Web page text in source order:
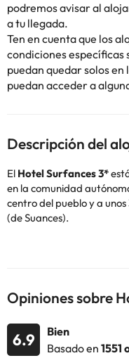
podremos avisar al
a tu llegada.
Ten en cuenta que los
condiciones específicas
puedan quedar solos
puedan acceder a
Descripción del
El Hotel Surfances 3*
en la comunidad
centro del pueblo y a
(de Suances).
El alojamiento cuenta
cenar deberás
distancia.
Las habitaciones están
escritorio, televisión,
Te recomendamos
Opiniones sobre
6.9
Bien
Basado en 1551